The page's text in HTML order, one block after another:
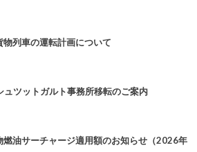
列車の運転計画について
ュツットガルト事務所移転のご案内
燃油サーチャージ適用額のお知らせ（2026年